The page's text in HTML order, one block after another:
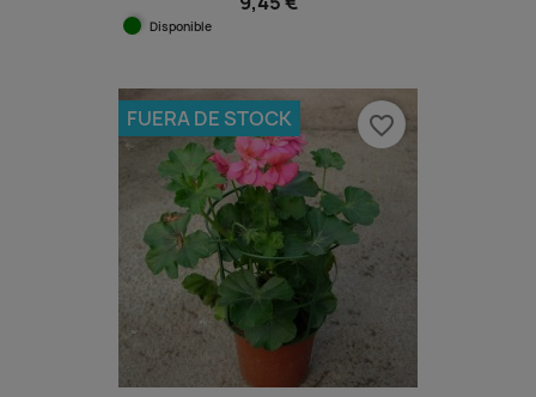
Disponible
FUERA DE STOCK favorite_border